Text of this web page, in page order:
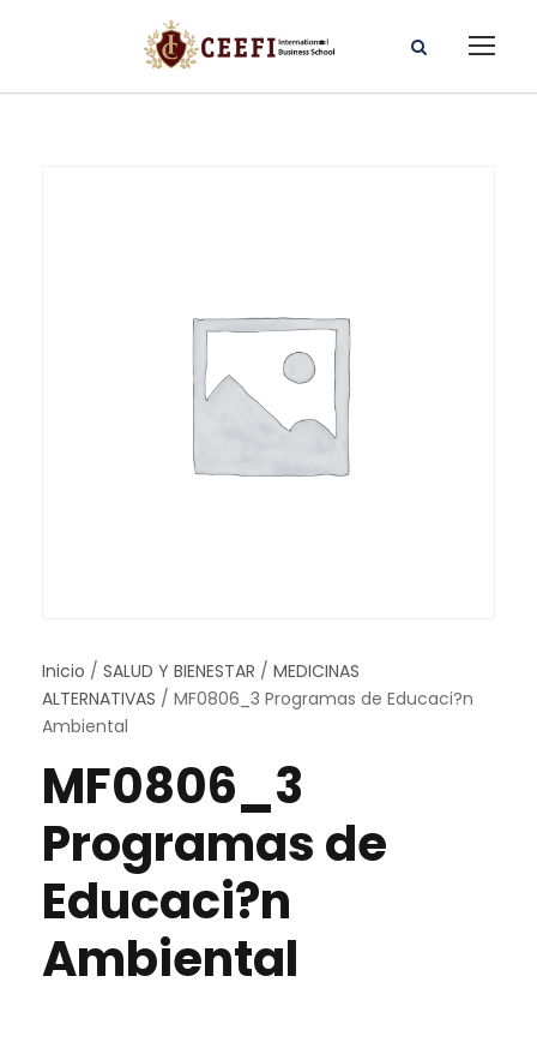
Inicio / SALUD Y BIENESTAR / MEDICINAS
ALTERNATIVAS / MF0806_3 Programas de Educaci?n
Ambiental
MF0806_3
Programas de
Educaci?n
Ambiental